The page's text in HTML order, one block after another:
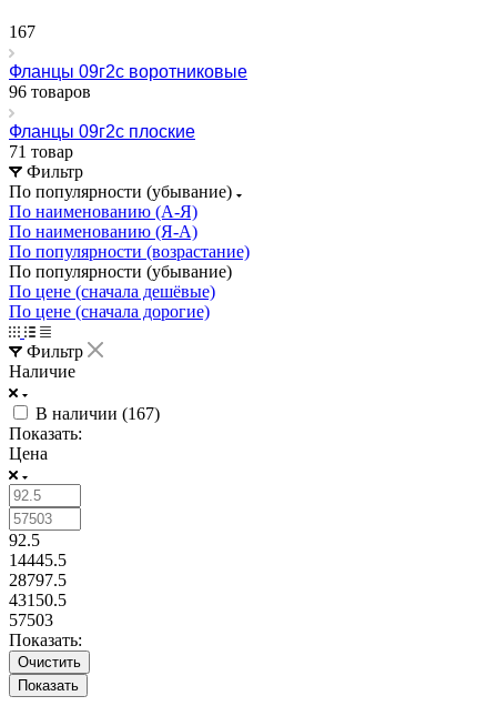
167
Фланцы 09г2с воротниковые
96 товаров
Фланцы 09г2с плоские
71 товар
Фильтр
По популярности (убывание)
По наименованию (А-Я)
По наименованию (Я-А)
По популярности (возрастание)
По популярности (убывание)
По цене (сначала дешёвые)
По цене (сначала дорогие)
Фильтр
Наличие
В наличии (167)
Показать:
Цена
92.5
14445.5
28797.5
43150.5
57503
Показать:
Очистить